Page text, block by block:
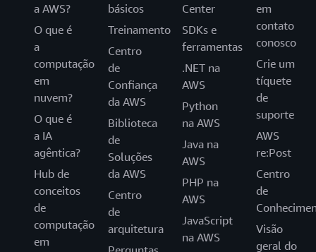
a AWS?
O que é
a
computação
em
nuvem?
O que é
a IA
agêntica?
Hub de
conceitos
de
computação
em
básicos
Treinamento
Centro
de
Confiança
da AWS
Biblioteca
de
Soluções
da AWS
Centro
de
arquitetura
Center
SDKs e
ferramentas
.NET na
AWS
Python
na AWS
Java na
AWS
PHP na
AWS
JavaScript
na AWS
em
contato
conosco
Crie um
tíquete
de
suporte
AWS
re:Post
Centro
de
Visão
geral do